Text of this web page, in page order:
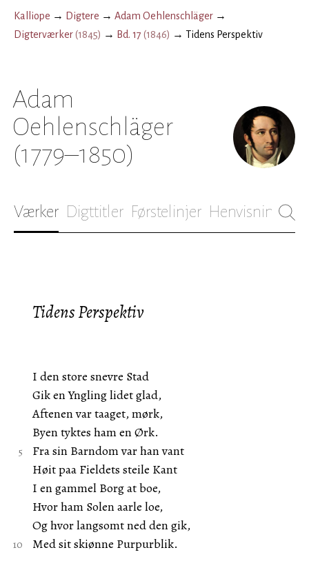
Kalliope → Digtere → Adam Oehlenschläger →
Digterværker(1845) → Bd. 17 (1846) → Tidens Perspektiv
Adam
Oehlenschläger
(1779–1850)
Værker Digttitler Førstelinjer Henvisninger
Tidens Perspektiv
I den store snevre Stad
Gik en Yngling lidet glad,
Aftenen var taaget, mørk,
Byen tyktes ham en Ørk.
Fra sin Barndom var han vant
Høit paa Fieldets steile Kant
I en gammel Borg at boe,
Hvor ham Solen aarle loe,
Og hvor langsomt ned den gik,
Med sit skiønne Purpurblik.